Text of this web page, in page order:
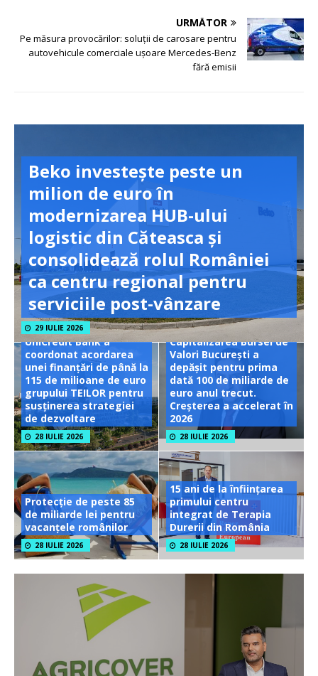
URMĂTOR
Pe măsura provocărilor: soluții de carosare pentru
autovehicule comerciale ușoare Mercedes-Benz
fără emisii
Beko investește peste un
milion de euro în
modernizarea HUB-ului
logistic din Căteasca și
consolidează rolul României
ca centru regional pentru
serviciile post-vânzare
29 IULIE 2026
UniCredit Bank a
coordonat acordarea
unei finanțări de până la
115 de milioane de euro
grupului TEILOR pentru
susținerea strategiei
de dezvoltare
28 IULIE 2026
Capitalizarea Bursei de
Valori București a
depășit pentru prima
dată 100 de miliarde de
euro anul trecut.
Creșterea a accelerat în
2026
28 IULIE 2026
Protecție de peste 85
de miliarde lei pentru
vacanțele românilor
28 IULIE 2026
15 ani de la înființarea
primului centru
integrat de Terapia
Durerii din România
28 IULIE 2026